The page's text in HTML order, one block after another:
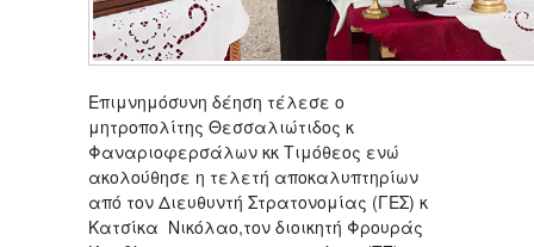
Επιμνημόσυνη δέηση τέλεσε ο
μητροπολίτης Θεσσαλιώτιδος κ
Φαναριοφερσάλων κκ Τιμόθεος ενώ
ακολούθησε η τελετή αποκαλυπτηρίων
από τον Διευθυντή Στρατονομίας (ΓΕΣ) κ
Κατσίκα Νικόλαο,τον διοικητή Φρουράς